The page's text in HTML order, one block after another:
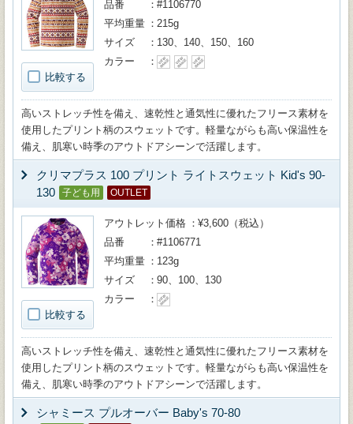
比較する
品番
#1106770
平均重量
215g
サイズ
130、140、150、160
カラー
高いストレッチ性を備え、速乾性と通気性に優れたフリース素材を
使用したプリント柄のスウェットです。軽量ながらも高い保温性を
備え、肌寒い時季のアウトドアシーンで活躍します。
クリマプラス 100 プリント ライトスウェット Kid's 90-
130
子ども用 OUTLET
比較する
アウトレット価格
¥3,600（税込）
品番
#1106771
平均重量
123g
サイズ
90、100、130
カラー
高いストレッチ性を備え、速乾性と通気性に優れたフリース素材を
使用したプリント柄のスウェットです。軽量ながらも高い保温性を
備え、肌寒い時季のアウトドアシーンで活躍します。
シャミース プルオーバー Baby's 70-80